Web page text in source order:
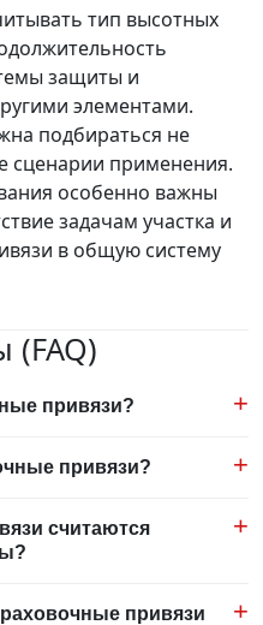
тип высотных
защиты и
элементами.
подбираться не
сценарии применения.
особенно важны
задачам участка и
в общую систему
(FAQ)
привязи?
для безопасной
привязи?
на промышленных
считаются
привязи